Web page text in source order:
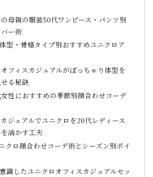
母親の服装50代ワンピース・パンツ別
ー術
型・骨格タイプ別おすすめユニクロア
フィスカジュアルがぽっちゃり体型を
る秘訣
性におすすめの季節別顔合わせコーデ
ジュアルでユニクロを20代レディース
活かす工夫
クロ顔合わせコーデ術とシーズン別ポイ
識したユニクロオフィスカジュアルセッ